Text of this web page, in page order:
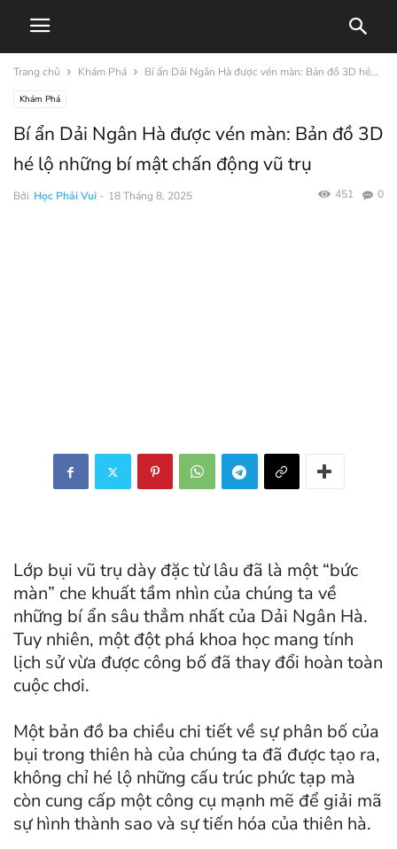
Trang chủ Khám Phá Bí ẩn Dải Ngân Hà được vén màn: Bản đồ 3D hé...
Khám Phá
Bí ẩn Dải Ngân Hà được vén màn: Bản đồ 3D
hé lộ những bí mật chấn động vũ trụ
Bởi Học Phải Vui - 18 Tháng 8, 2025 0
451
Lớp bụi vũ trụ dày đặc từ lâu đã là một “bức
màn” che khuất tầm nhìn của chúng ta về
những bí ẩn sâu thẳm nhất của Dải Ngân Hà.
Tuy nhiên, một đột phá khoa học mang tính
lịch sử vừa được công bố đã thay đổi hoàn toàn
cuộc chơi.
Một bản đồ ba chiều chi tiết về sự phân bố của
bụi trong thiên hà của chúng ta đã được tạo ra,
không chỉ hé lộ những cấu trúc phức tạp mà
còn cung cấp một công cụ mạnh mẽ để giải mã
sự hình thành sao và sự tiến hóa của thiên hà.